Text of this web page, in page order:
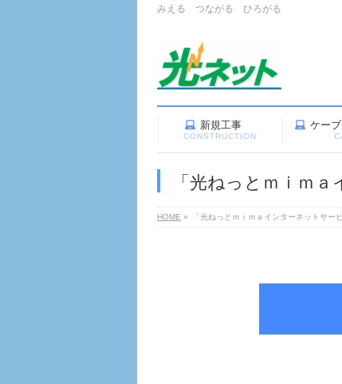
みえる つながる ひろがる
新規工事
CONSTRUCTION
ケー
「光ねっとｍｉｍ
HOME » 「光ねっとｍｉｍａインターネットサー